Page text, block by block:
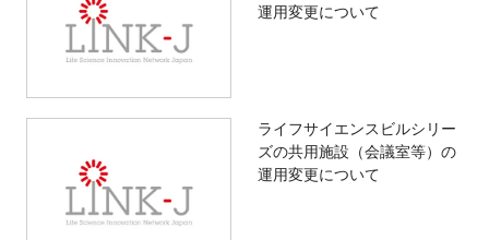
運用変更について
ライフサイエンスビルシリー
ズの共用施設（会議室等）の
運用変更について